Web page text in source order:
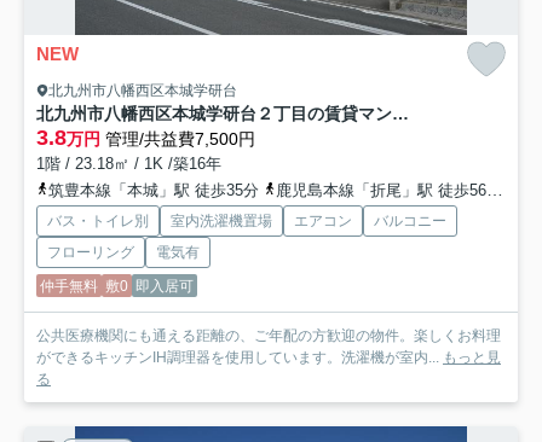
NEW
北九州市八幡西区本城学研台
北九州市八幡西区本城学研台２丁目の賃貸マンション
3.8万円 管理/共益費7,500円
1階 / 23.18㎡ / 1K /築16年
筑豊本線「本城」駅 徒歩35分
鹿児島本線「折尾」駅 徒歩56分
バス・トイレ別 室内洗濯機置場 エアコン
バルコニー
フローリング
電気有
仲手無料 敷0 即入居可
公共医療機関にも通える距離の、ご年配の方歓迎の物件。楽しくお料理
ができるキッチンIH調理器を使用しています。洗濯機が室内... もっと見
る